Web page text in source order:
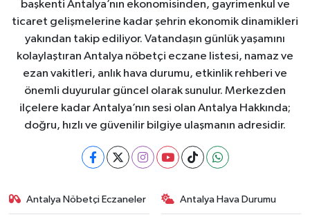
başkenti Antalya’nın ekonomisinden, gayrimenkul ve
ticaret gelişmelerine kadar şehrin ekonomik dinamikleri
yakından takip ediliyor. Vatandaşın günlük yaşamını
kolaylaştıran Antalya nöbetçi eczane listesi, namaz ve
ezan vakitleri, anlık hava durumu, etkinlik rehberi ve
önemli duyurular güncel olarak sunulur. Merkezden
ilçelere kadar Antalya’nın sesi olan Antalya Hakkında;
doğru, hızlı ve güvenilir bilgiye ulaşmanın adresidir.
Antalya Nöbetçi Eczaneler Antalya Hava Durumu